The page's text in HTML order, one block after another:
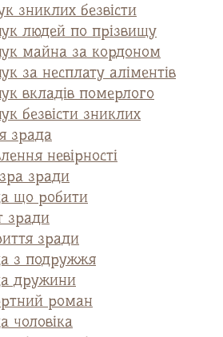
зниклих безвісти
людей по прізвищу
майна за кордоном
за несплату аліментів
вкладів померлого
безвісти зниклих
зрада
невірності
зради
що робити
зради
зради
з подружжя
дружини
роман
чоловіка